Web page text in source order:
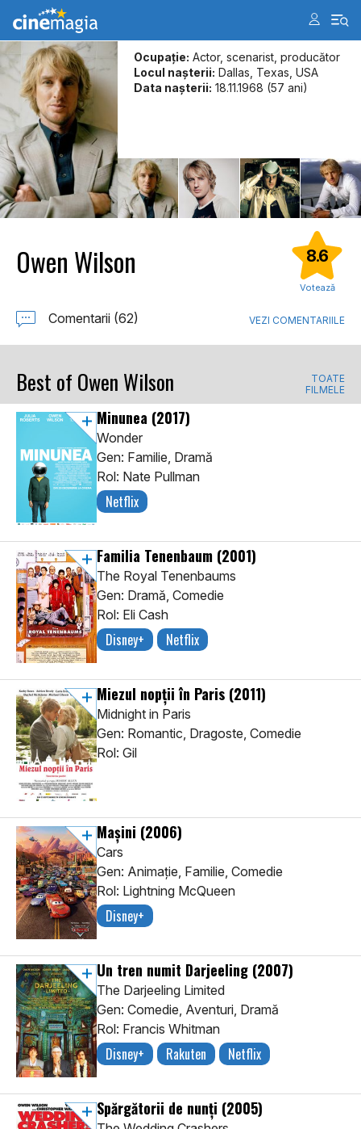
Ocupație: Actor, scenarist, producător
Locul naşterii: Dallas, Texas, USA
Data naşterii: 18.11.1968 (57 ani)
Owen Wilson 8.6
Votează
Comentarii (62) VEZI COMENTARIILE
Best of Owen Wilson
TOATE
FILMELE
Minunea (2017)
Wonder
Gen: Familie, Dramă
Rol: Nate Pullman
Netflix
Familia Tenenbaum (2001)
The Royal Tenenbaums
Gen: Dramă, Comedie
Rol: Eli Cash
Disney+ Netflix
Miezul nopții în Paris (2011)
Midnight in Paris
Gen: Romantic, Dragoste, Comedie
Rol: Gil
Mașini (2006)
Cars
Gen: Animaţie, Familie, Comedie
Rol: Lightning McQueen
Disney+
Un tren numit Darjeeling (2007)
The Darjeeling Limited
Gen: Comedie, Aventuri, Dramă
Rol: Francis Whitman
Disney+ Rakuten Netflix
Spărgătorii de nunți (2005)